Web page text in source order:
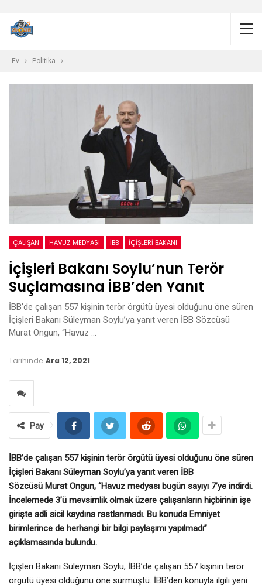
Ev Politika
ÇALIŞAN HAVUZ MEDYASI İBB İÇIŞLERI BAKANI
İçişleri Bakanı Soylu’nun Terör
Suçlamasına İBB’den Yanıt
İBB’de çalışan 557 kişinin terör örgütü üyesi olduğunu öne süren
İçişleri Bakanı Süleyman Soylu’ya yanıt veren İBB Sözcüsü
Murat Ongun, “Havuz …
Tarihinde Ara 12, 2021
Pay
İBB’de çalışan 557 kişinin terör örgütü üyesi olduğunu öne süren
İçişleri Bakanı Süleyman Soylu’ya yanıt veren İBB
Sözcüsü Murat Ongun, “Havuz medyası bugün sayıyı 7’ye indirdi.
İncelemede 3’ü mevsimlik olmak üzere çalışanların hiçbirinin işe
girişte adli sicil kaydına rastlanmadı. Bu konuda Emniyet
birimlerince de herhangi bir bilgi paylaşımı yapılmadı”
açıklamasında bulundu.
İçişleri Bakanı Süleyman Soylu, İBB’de çalışan 557 kişinin terör
örgütü üyesi olduğunu öne sürmüştü. İBB’den konuyla ilgili yeni